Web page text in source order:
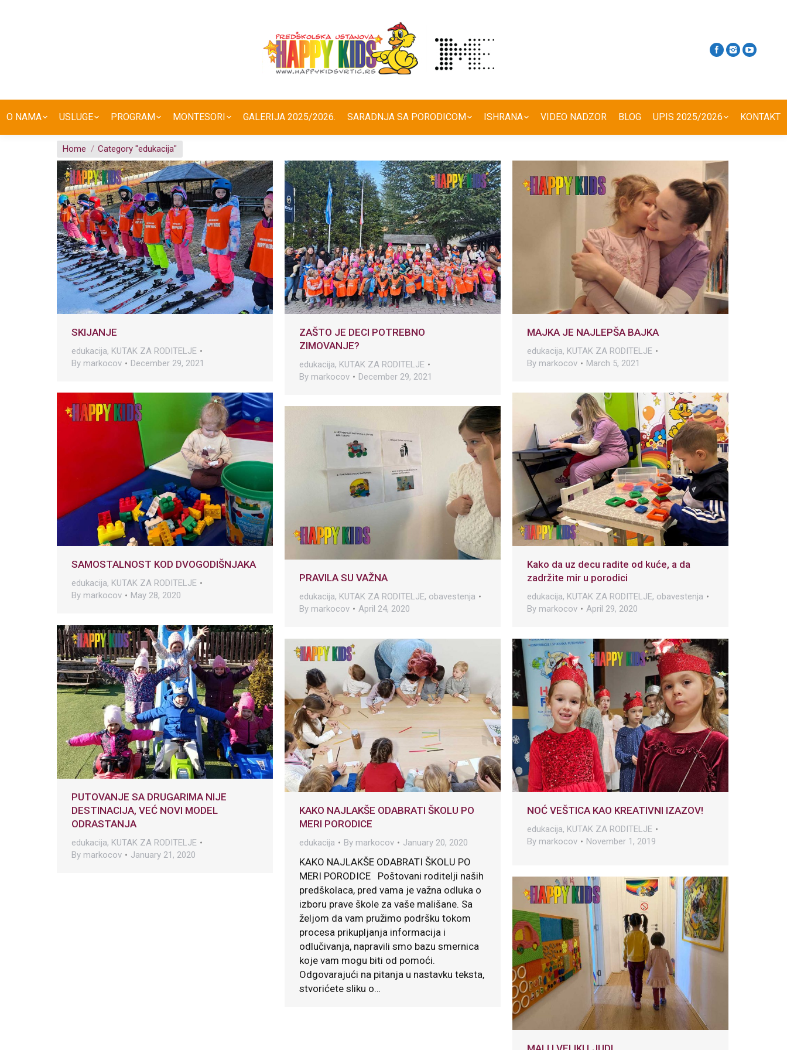
O NAMA USLUGE PROGRAM MONTESORI GALERIJA 2025/2026. SARADNJA SA PORODICOM ISHRANA VIDEO NADZOR BLOG UPIS 2025/2026 KONTAKT
You are here:
Home Category "edukacija"
SKIJANJE
edukacija, KUTAK ZA RODITELJE
By markocov December 29, 2021
ZAŠTO JE DECI POTREBNO
ZIMOVANJE?
edukacija, KUTAK ZA RODITELJE
By markocov December 29, 2021
MAJKA JE NAJLEPŠA BAJKA
edukacija, KUTAK ZA RODITELJE
By markocov March 5, 2021
SAMOSTALNOST KOD DVOGODIŠNJAKA
edukacija, KUTAK ZA RODITELJE
By markocov May 28, 2020
Kako da uz decu radite od kuće, a da
zadržite mir u porodici
edukacija, KUTAK ZA RODITELJE, obavestenja
By markocov April 29, 2020
PRAVILA SU VAŽNA
edukacija, KUTAK ZA RODITELJE, obavestenja
By markocov April 24, 2020
PUTOVANJE SA DRUGARIMA NIJE
DESTINACIJA, VEĆ NOVI MODEL
ODRASTANJA
edukacija, KUTAK ZA RODITELJE
By markocov January 21, 2020
KAKO NAJLAKŠE ODABRATI ŠKOLU PO
MERI PORODICE
edukacija By markocov January 20, 2020
KAKO NAJLAKŠE ODABRATI ŠKOLU PO
MERI PORODICE Poštovani roditelji naših
predškolaca, pred vama je važna odluka o
izboru prave škole za vaše mališane. Sa
željom da vam pružimo podršku tokom
procesa prikupljanja informacija i
odlučivanja, napravili smo bazu smernica
koje vam mogu biti od pomoći.
Odgovarajući na pitanja u nastavku teksta,
stvorićete sliku o…
NOĆ VEŠTICA KAO KREATIVNI IZAZOV!
edukacija, KUTAK ZA RODITELJE
By markocov November 1, 2019